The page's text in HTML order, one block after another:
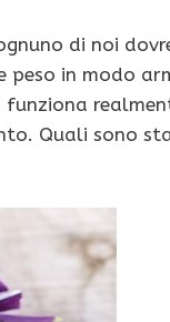
di noi
peso in modo
Quali sono